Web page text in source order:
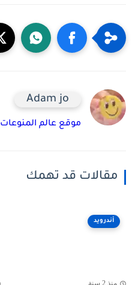
Adam jo
موقع عالم المنوعات
مقالات قد تهمك
أندرويد
منذ 2 سنة